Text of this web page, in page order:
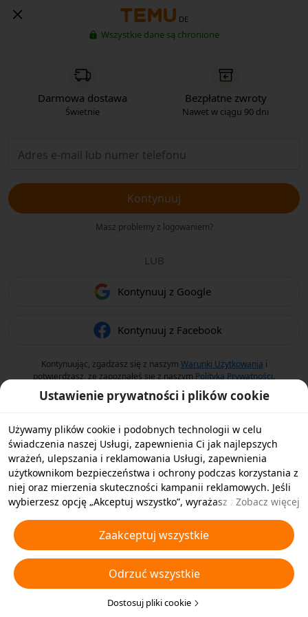
DE
Wszystkie dane są chronione
Darmowa dostawa
Świetnie
Bezpłatne zwroty
Nawet w ciągu 90 dni
Kontynuuj
Masz problemy z logowaniem?
LUB
Kontynuuj z Google
Kontynuuj z Facebook
Kontynuując, zgadzasz się z naszym Warunki Użytkowania i
potwierdzasz, że zapoznałeś się z naszym Polityka Prywatności.
Ustawienie prywatności i plików cookie
Używamy plików cookie i podobnych technologii w celu
świadczenia naszej Usługi, zapewnienia Ci jak najlepszych
wrażeń, ulepszania i reklamowania Usługi, zapewnienia
użytkownikom bezpieczeństwa i ochrony podczas korzystania z
niej oraz mierzenia skuteczności kampanii reklamowych. Jeśli
wybierzesz opcję „Akceptuj wszystko”, wyrażasz zgodę na
oraz podobnych technologii na Twoim urządzeniu w celach
reklamowych. Możesz także wybrać opcję „Odrzucić wszystkie”,
aby odrzucić wszystkie nieistotne pliki cookie lub wybrać typy
plików cookie, które chcesz zaakceptować albo wyłączyć,
klikając opcję „Dostosuj pliki cookie” poniżej lub w dowolnej
chwili w ustawieniach prywatności. Aby uzyskać więcej
Zobacz więcej
Zaakceptuj wszystkie
Odrzuć wszystkie
Dostosuj pliki cookie